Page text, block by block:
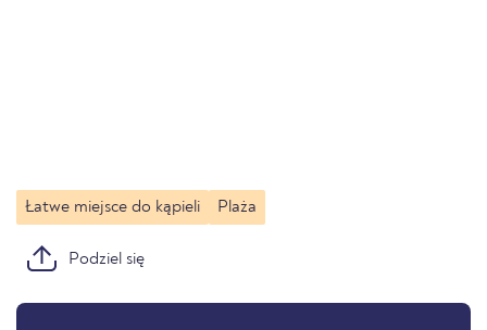
Łatwe miejsce do kąpieli Plaża
Podziel się